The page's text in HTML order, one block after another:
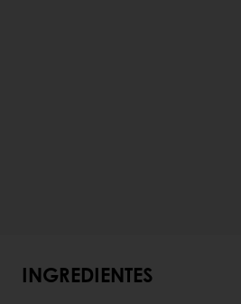
INGREDIENTES